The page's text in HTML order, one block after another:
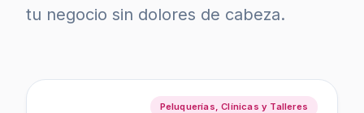
tu negocio sin dolores de cabeza.
Peluquerías, Clínicas y Talleres